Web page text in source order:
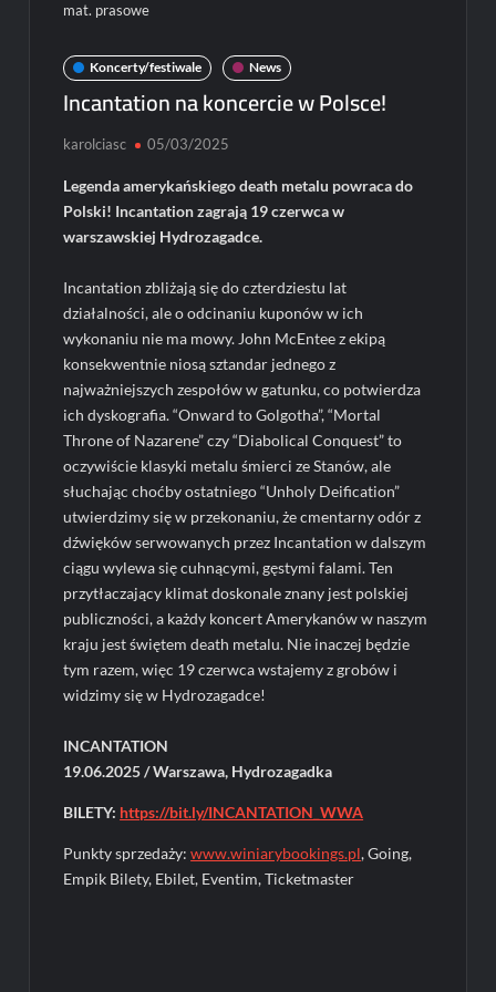
mat. prasowe
Koncerty/festiwale News
Incantation na koncercie w Polsce!
karolciasc 05/03/2025
Legenda amerykańskiego death metalu powraca do
Polski! Incantation zagrają 19 czerwca w
warszawskiej Hydrozagadce.
Incantation zbliżają się do czterdziestu lat
działalności, ale o odcinaniu kuponów w ich
wykonaniu nie ma mowy. John McEntee z ekipą
konsekwentnie niosą sztandar jednego z
najważniejszych zespołów w gatunku, co potwierdza
ich dyskografia. “Onward to Golgotha”, “Mortal
Throne of Nazarene” czy “Diabolical Conquest” to
oczywiście klasyki metalu śmierci ze Stanów, ale
słuchając choćby ostatniego “Unholy Deification”
utwierdzimy się w przekonaniu, że cmentarny odór z
dźwięków serwowanych przez Incantation w dalszym
ciągu wylewa się cuhnącymi, gęstymi falami. Ten
przytłaczający klimat doskonale znany jest polskiej
publiczności, a każdy koncert Amerykanów w naszym
kraju jest świętem death metalu. Nie inaczej będzie
tym razem, więc 19 czerwca wstajemy z grobów i
widzimy się w Hydrozagadce!
INCANTATION
19.06.2025 / Warszawa, Hydrozagadka
BILETY: https://bit.ly/INCANTATION_WWA
Punkty sprzedaży:www.winiarybookings.pl, Going,
Empik Bilety, Ebilet, Eventim, Ticketmaster